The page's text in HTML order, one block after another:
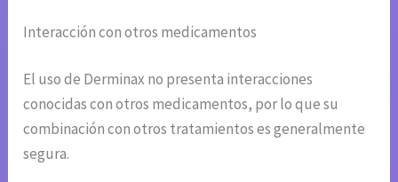
Interacción con otros medicamentos
El uso de Derminax no presenta interacciones
conocidas con otros medicamentos, por lo que su
combinación con otros tratamientos es generalmente
segura.